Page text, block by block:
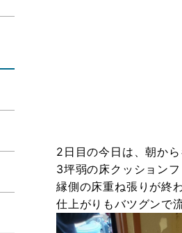
2日目の今日は、朝か
3坪弱の床クッション
縁側の床重ね張りが終
仕上がりもバツグンで